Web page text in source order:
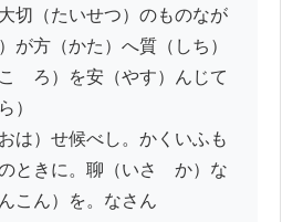
切（たいせつ）のものなが
が方（かた）へ質（しち）
ゝろ）を安（やす）んじて
）
は）せ候べし。かくいふも
ときに。聊（いさゝか）な
こん）を。なさん